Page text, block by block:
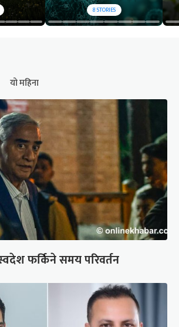
8STORIES
यो महिना
फर्किने समय परिवर्तन